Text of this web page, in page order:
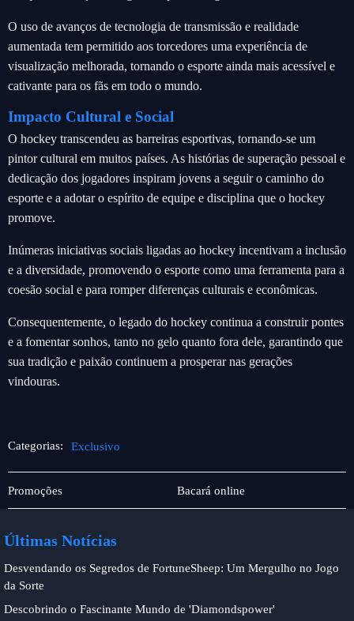
O uso de avanços de tecnologia de transmissão e realidade
aumentada tem permitido aos torcedores uma experiência de
visualização melhorada, tornando o esporte ainda mais acessível e
cativante para os fãs em todo o mundo.
Impacto Cultural e Social
O hockey transcendeu as barreiras esportivas, tornando-se um
pintor cultural em muitos países. As histórias de superação pessoal e
dedicação dos jogadores inspiram jovens a seguir o caminho do
esporte e a adotar o espírito de equipe e disciplina que o hockey
promove.
Inúmeras iniciativas sociais ligadas ao hockey incentivam a inclusão
e a diversidade, promovendo o esporte como uma ferramenta para a
coesão social e para romper diferenças culturais e econômicas.
Consequentemente, o legado do hockey continua a construir pontes
e a fomentar sonhos, tanto no gelo quanto fora dele, garantindo que
sua tradição e paixão continuem a prosperar nas gerações
vindouras.
Categorias: Exclusivo
Jueteng
Promoções Exclusivo
Bacará online
Últimas Notícias
Desvendando os Segredos de FortuneSheep: Um Mergulho no Jogo
da Sorte
Descobrindo o Fascinante Mundo de 'Diamondspower'